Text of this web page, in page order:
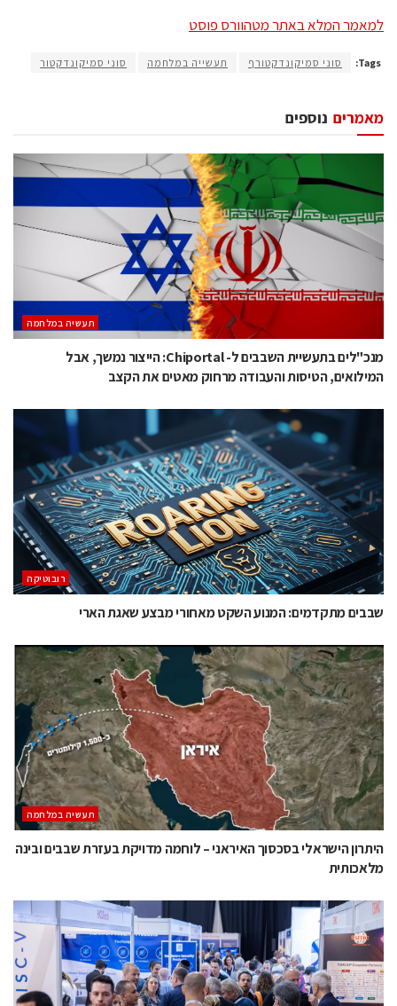
למאמר המלא באתר מטהוורס פוסט
Tags: סוני סמיקונדקטורף תעשייה במלחמה סוני סמיקונדקטור
נוספים מאמרים
תעשיה במלחמה
מנכ"לים בתעשיית השבבים ל- Chiportal: הייצור נמשך, אבל
המילואים, הטיסות והעבודה מרחוק מאטים את הקצב
רובוטיקה
שבבים מתקדמים: המנוע השקט מאחורי מבצע שאגת הארי
תעשיה במלחמה
היתרון הישראלי בסכסוך האיראני – לוחמה מדויקת בעזרת שבבים ובינה
מלאכותית